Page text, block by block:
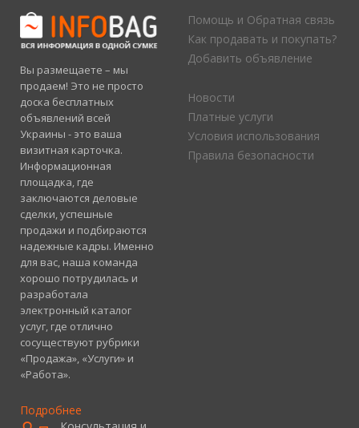
Вы размещаете – мы
продаем! Это не просто
доска бесплатных
объявлений всей
Украины - это ваша
визитная карточка.
Информационная
площадка, где
заключаются деловые
сделки, успешные
продажи и подбираются
надежные кадры. Именно
для вас, наша команда
хорошо потрудилась и
разработала
электронный каталог
услуг, где отлично
сосуществуют рубрики
«Продажа», «Услуги» и
«Работа».
Подробнее
Помощь и Обратная связь
Как продавать и покупать?
Добавить объявление
Новости
Платные услуги
Условия использования
Правила безопасности